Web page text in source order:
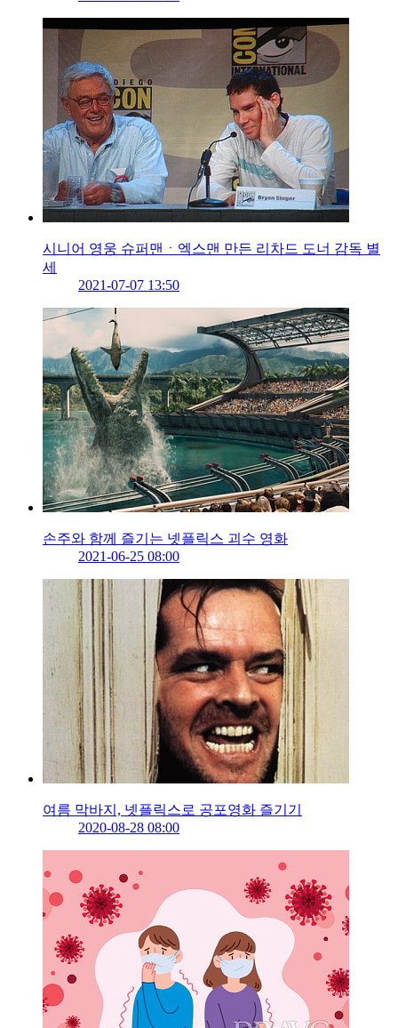
시니어 영웅 슈퍼맨ㆍ엑스맨 만든 리차드 도너 감독 별
세
2021-07-07 13:50
손주와 함께 즐기는 넷플릭스 괴수 영화
2021-06-25 08:00
여름 막바지, 넷플릭스로 공포영화 즐기기
2020-08-28 08:00